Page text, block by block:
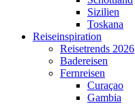
Sizilien
Toskana
Reiseinspiration
Reisetrends 2026
Badereisen
Fernreisen
Curaçao
Gambia